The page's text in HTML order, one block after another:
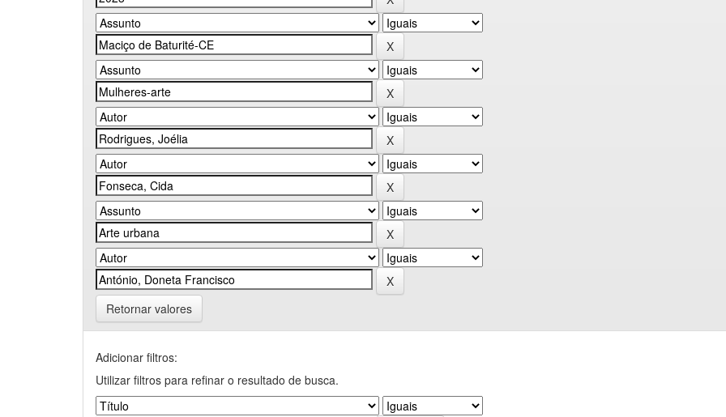
Retornar valores
Adicionar filtros:
Utilizar filtros para refinar o resultado de busca.